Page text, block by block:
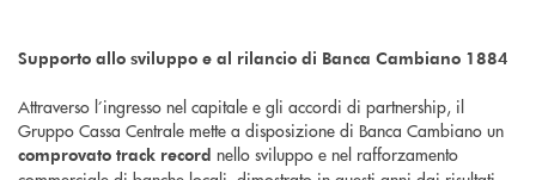
Supporto allo sviluppo e al rilancio di Banca Cambiano 1884
Attraverso l’ingresso nel capitale e gli accordi di partnership, il
Gruppo Cassa Centrale mette a disposizione di Banca Cambiano un
comprovato track record nello sviluppo e nel rafforzamento